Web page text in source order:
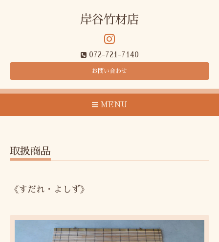
岸谷竹材店
072-721-7140
お問い合わせ
MENU
取扱商品
《すだれ・よしず》